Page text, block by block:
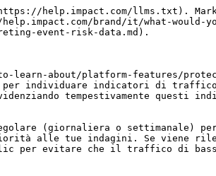
Potresti valutare opzioni come la modifica dei termini contrattuali o il reversal del pagamento per gli eventi segnalati, a seconda delle policy del tuo programma.</td></tr><tr><td>30%+</td><td>Valuta la relazione</td><td>Un rischio costantemente elevato a questo livello segnala una significativa criticità di qualità. Valuta se la partnership stia fornendo il valore di cui il tuo programma ha bisogno e se siano giustificati ulteriori investimenti.</td></tr></tbody></table>

{% hint style="warning" %}
**Per livelli del 10% e superiori**: Consulta i codici motivo, comprendi i metodi promozionali, verifica le prove con segnali interni, tassi di reversal e qualsiasi altra attività sospetta.

Queste soglie sono orientative. La linea d'azione corretta dipende dagli obiettivi specifici del tuo programma, dalla tolleranza al rischio e dal contesto della relazione con il partner.
{% endhint %}

#### Il volume conta

Una percentuale di rischio elevata da parte di un partner con volumi molto bassi potrebbe non essere statisticamente significativa. Per trarre conclusioni solide, assicurati che il numero di eventi sia statisticamente rilevante per evitare di essere tratto in inganno dagli outlier.

Ad esempio, un partner con 15 eventi e un punteggio di rischio del 33% (5 flag) potrebbe semplicemente essere soggetto a una lieve anomalia. Al contrario, un partner con 5.000 eventi e un punteggio di rischio del 95% indica un problema grave e sistemico che richiede un intervento immediato.

{% hint style="info" %}
**Suggerimento**: Usa il `filtro Azioni >=` nel report per rimuovere i partner i cui conteggi di eventi scendono al di sotto della soglia di significatività per il tuo programma. Come raccomandazione di base, prendi in considerazione il filtro per i partner con almeno 10 azioni prima di valutare i loro livelli di rischio.
{% endhint %}

#### Esamina i codici motivo

Prima di agire, esamina i [codici motivo](/brand/it/what-would-you-like-to-learn-about/platform-features/protect-and-monitor-your-performance-program/event-risk/reason-codes-